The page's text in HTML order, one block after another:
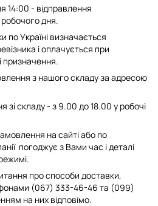
14:00 - відправлення
дня.
по Україні визначається
і оплачується при
призначення.
з нашого складу за адресою
зі складу - з 9.00 до 18.00 у робочі
на сайті або по
погоджує з Вами час і деталі
про способи доставки,
(067) 333-46-46 та (099)
на них відповімо.